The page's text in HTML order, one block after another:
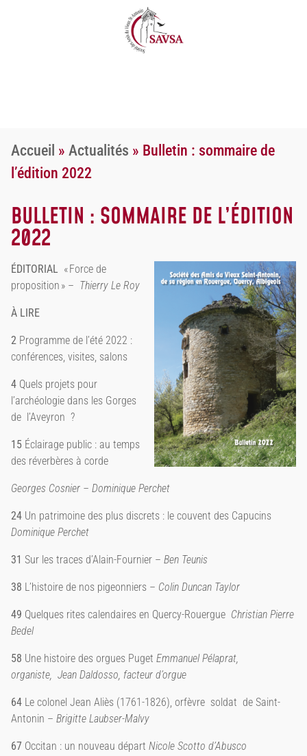
Accueil » Actualités » Bulletin : sommaire de
l’édition 2022
BULLETIN : SOMMAIRE DE L’ÉDITION
2022
ÉDITORIAL « Force de
proposition » – Thierry Le Roy
À LIRE
2 Programme de l’été 2022 :
conférences, visites, salons
4 Quels projets pour
l’archéologie dans les Gorges
de l’Aveyron ?
15 Éclairage public : au temps
des réverbères à corde
Georges Cosnier – Dominique Perchet
24 Un patrimoine des plus discrets : le couvent des Capucins
Dominique Perchet
31 Sur les traces d’Alain-Fournier – Ben Teunis
38 L’histoire de nos pigeonniers – Colin Duncan Taylor
49 Quelques rites calendaires en Quercy-Rouergue Christian Pierre
Bedel
58 Une histoire des orgues Puget Emmanuel Pélaprat,
organiste, Jean Daldosso, facteur d’orgue
64 Le colonel Jean Aliès (1761-1826), orfèvre soldat de Saint-
Antonin – Brigitte Laubser-Malvy
67 Occitan : un nouveau départ Nicole Scotto d’Abusco